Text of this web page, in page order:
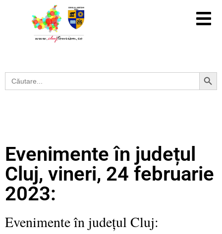
Search
for:
Search Button
Evenimente în județul
Cluj, vineri, 24 februarie
2023:
Evenimente în județul Cluj: